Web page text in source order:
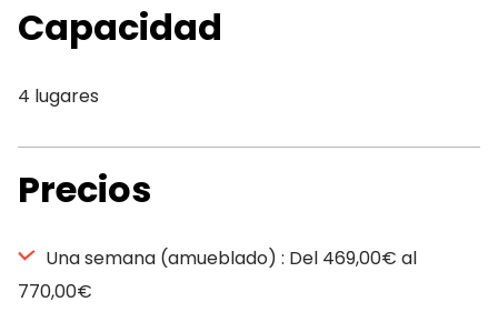
Capacidad
4 lugares
Precios
Una semana (amueblado) : Del 469,00€ al
770,00€